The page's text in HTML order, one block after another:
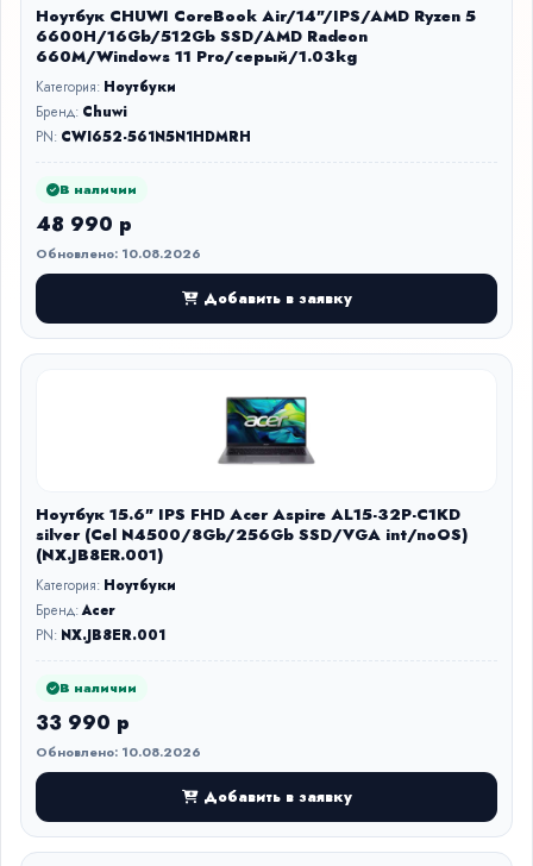
Ноутбук CHUWI CoreBook Air/14"/IPS/AMD Ryzen 5
6600H/16Gb/512Gb SSD/AMD Radeon
660M/Windows 11 Pro/серый/1.03kg
Категория: Ноутбуки
Бренд: Chuwi
PN: CWI652-561N5N1HDMRH
В наличии
48 990 р
Обновлено: 10.08.2026
Добавить в заявку
Ноутбук 15.6" IPS FHD Acer Aspire AL15-32P-C1KD
silver (Cel N4500/8Gb/256Gb SSD/VGA int/noOS)
(NX.JB8ER.001)
Категория: Ноутбуки
Бренд:Acer
PN: NX.JB8ER.001
В наличии
33 990 р
Обновлено: 10.08.2026
Добавить в заявку